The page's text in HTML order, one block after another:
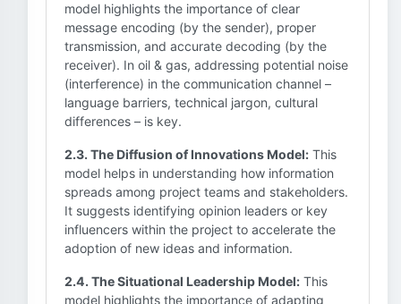
model highlights the importance of clear
message encoding (by the sender), proper
transmission, and accurate decoding (by the
receiver). In oil & gas, addressing potential noise
(interference) in the communication channel –
language barriers, technical jargon, cultural
differences – is key.
2.3. The Diffusion of Innovations Model: This
model helps in understanding how information
spreads among project teams and stakeholders.
It suggests identifying opinion leaders or key
influencers within the project to accelerate the
adoption of new ideas and information.
2.4. The Situational Leadership Model: This
model highlights the importance of adapting